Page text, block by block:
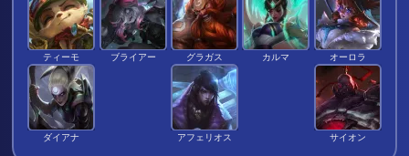
ティーモ ブライアー グラガス カルマ オーロラ
ダイアナ アフェリオス サイオン